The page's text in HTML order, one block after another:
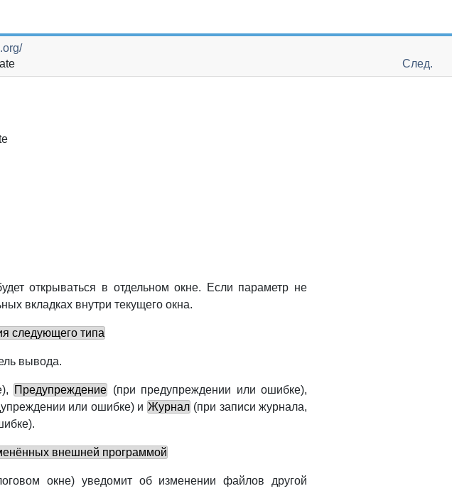
След.
открываться в отдельном окне. Если параметр не
вкладках внутри текущего окна.
следующего типа
вывода.
Предупреждение (при предупреждении или ошибке),
или ошибке) и Журнал (при записи журнала,
внешней программой
окне) уведомит об изменении файлов другой